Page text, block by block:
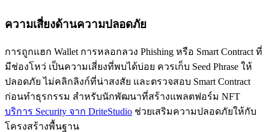
ความเสี่ยงด้านความปลอดภัย
การถูกแฮก Wallet การหลอกลวง Phishing หรือ Smart Contract ที่
มีช่องโหว่ เป็นความเสี่ยงที่พบได้บ่อย ควรเก็บ Seed Phrase ให้
ปลอดภัย ไม่คลิกลิงก์ที่น่าสงสัย และตรวจสอบ Smart Contract
ก่อนทำธุรกรรม สำหรับนักพัฒนาที่สร้างแพลตฟอร์ม NFT
บริการ Security จาก DriteStudio ช่วยเสริมความปลอดภัยให้กับ
โครงสร้างพื้นฐาน